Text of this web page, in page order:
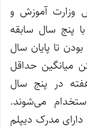
وزارت آموزش و
پنج سال سابقه
تا پایان سال
۱۳۸۷ و داشتن میانگین حداقل
در پنج سال
می‌شوند.
مدرک دیپلم